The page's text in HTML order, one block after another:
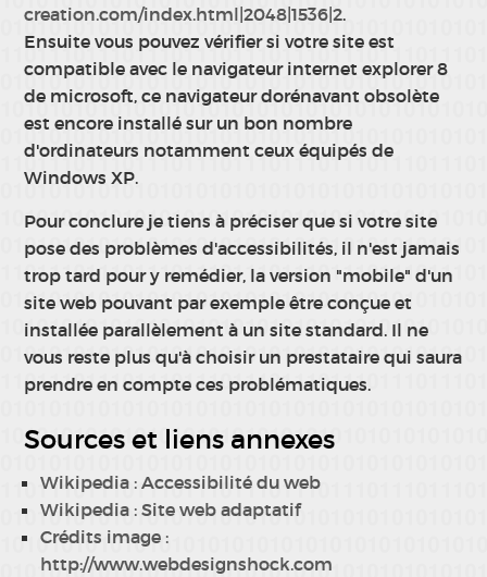
creation.com/index.html|2048|1536|2.
Ensuite vous pouvez vérifier si votre site est
compatible avec le navigateur internet explorer 8
de microsoft, ce navigateur dorénavant obsolète
est encore installé sur un bon nombre
d'ordinateurs notamment ceux équipés de
Windows XP.
Pour conclure je tiens à préciser que si votre site
pose des problèmes d'accessibilités, il n'est jamais
trop tard pour y remédier, la version "mobile" d'un
site web pouvant par exemple être conçue et
installée parallèlement à un site standard. Il ne
vous reste plus qu'à choisir un prestataire qui saura
prendre en compte ces problématiques.
Sources et liens annexes
Wikipedia : Accessibilité du web
Wikipedia : Site web adaptatif
Crédits image :
http://www.webdesignshock.com